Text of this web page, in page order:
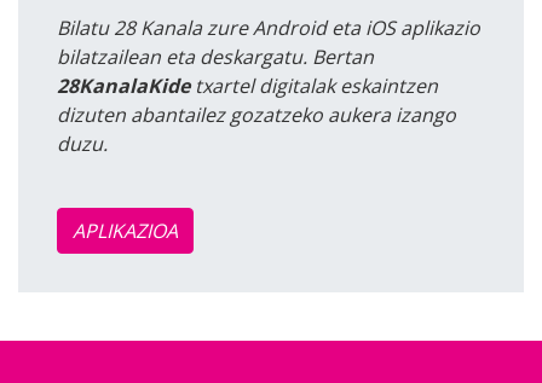
Bilatu 28 Kanala zure Android eta iOS aplikazio
bilatzailean eta deskargatu. Bertan
28KanalaKidetxartel digitalak eskaintzen
dizuten abantailez gozatzeko aukera izango
duzu.
APLIKAZIOA